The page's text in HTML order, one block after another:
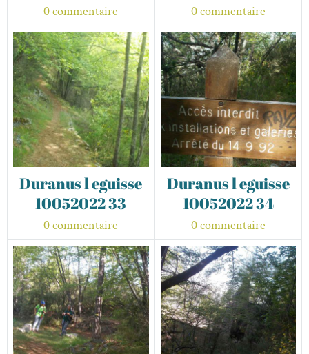
0 commentaire 0 commentaire
Duranus l eguisse
10052022 33
0 commentaire
Duranus l eguisse
10052022 34
0 commentaire